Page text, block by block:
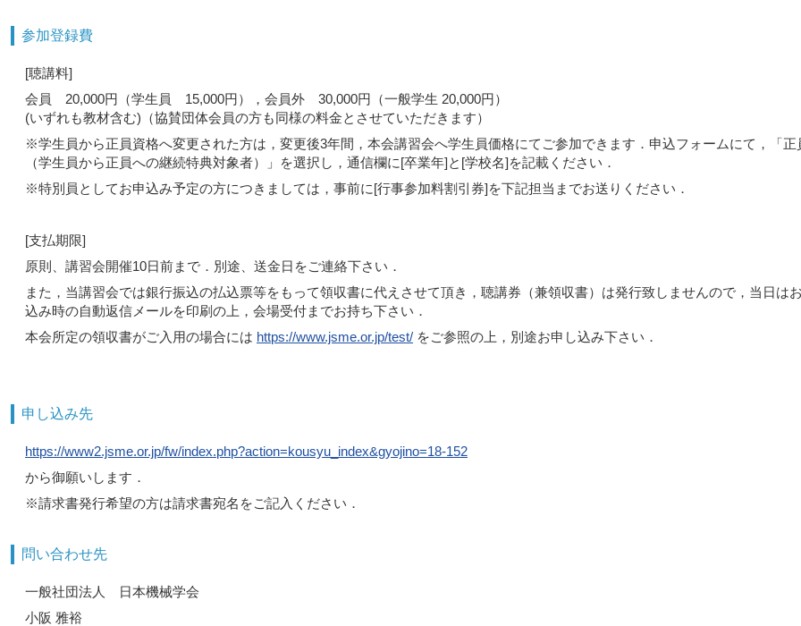
参加登録費
[聴講料]
会員 20,000円（学生員 15,000円），会員外 30,000円（一般学生 20,000円）
(いずれも教材含む)（協賛団体会員の方も同様の料金とさせていただきます）
※学生員から正員資格へ変更された方は，変更後3年間，本会講習会へ学生員価格にてご参加できます．申込フォームにて，「正
（学生員から正員への継続特典対象者）」を選択し，通信欄に[卒業年]と[学校名]を記載ください．
※特別員としてお申込み予定の方につきましては，事前に[行事参加料割引券]を下記担当までお送りください．
[支払期限]
原則、講習会開催10日前まで．別途、送金日をご連絡下さい．
また，当講習会では銀行振込の払込票等をもって領収書に代えさせて頂き，聴講券（兼領収書）は発行致しませんので，当日は
込み時の自動返信メールを印刷の上，会場受付までお持ち下さい．
本会所定の領収書がご入用の場合には https://www.jsme.or.jp/test/ をご参照の上，別途お申し込み下さい．
申し込み先
https://www2.jsme.or.jp/fw/index.php?action=kousyu_index&gyojino=18-152
から御願いします．
※請求書発行希望の方は請求書宛名をご記入ください．
問い合わせ先
一般社団法人 日本機械学会
小阪 雅裕